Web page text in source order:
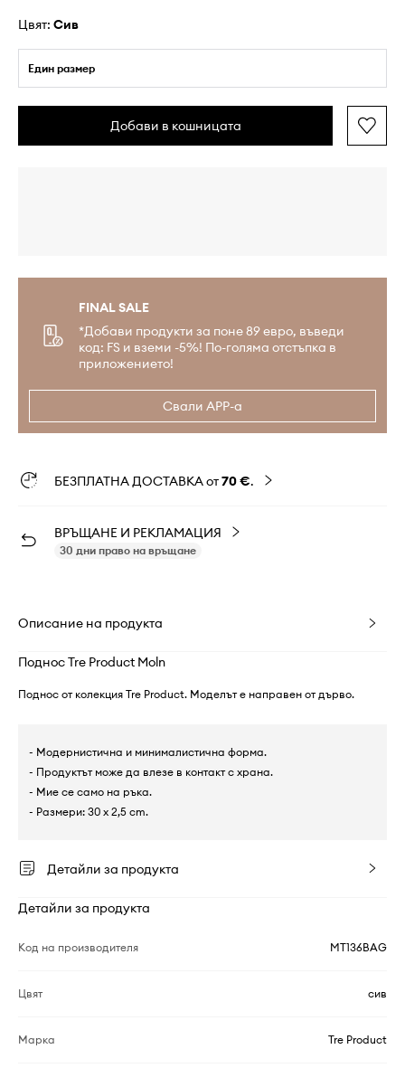
Цвят: сив
Един размер
Добави в кошницата
FINAL SALE
*Добави продукти за поне 89 евро, въведи
код: FS и вземи -5%! По-голяма отстъпка в
приложението!
Свали APP-а
БЕЗПЛАТНА ДОСТАВКА от70 €.
ВРЪЩАНЕ И РЕКЛАМАЦИЯ
30 дни право на връщане
Описание на продукта
Поднос Tre Product Moln
Поднос от колекция Tre Product. Моделът е направен от дърво.
- Модернистична и минималистична форма.
- Продуктът може да влезе в контакт с храна.
- Мие се само на ръка.
- Размери: 30 x 2,5 cm.
Детайли за продукта
Детайли за продукта
Код на производителя MT136BAG
Цвят сив
Марка Tre Product